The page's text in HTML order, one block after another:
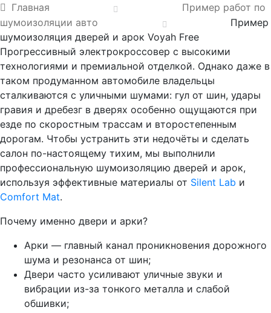
Главная
Пример работ по
шумоизоляции авто
Пример
шумоизоляция дверей и арок Voyah Free
Прогрессивный электрокроссовер с высокими
технологиями и премиальной отделкой. Однако даже в
таком продуманном автомобиле владельцы
сталкиваются с уличными шумами: гул от шин, удары
гравия и дребезг в дверях особенно ощущаются при
езде по скоростным трассам и второстепенным
дорогам. Чтобы устранить эти недочёты и сделать
салон по-настоящему тихим, мы выполнили
профессиональную шумоизоляцию дверей и арок,
используя эффективные материалы от Silent Lab и
Comfort Mat.
Почему именно двери и арки?
Арки — главный канал проникновения дорожного
шума и резонанса от шин;
Двери часто усиливают уличные звуки и
вибрации из-за тонкого металла и слабой
обшивки;